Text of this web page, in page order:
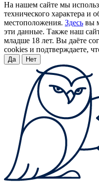
На нашем сайте мы
технического характера и
местоположения. Здесь вы
эти данные. Также наш
младше 18 лет. Вы даёте
cookies и подтверждаете,
Да Нет